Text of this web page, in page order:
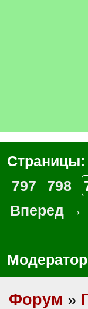
Страницы:
797
798
Вперед →
Форум »